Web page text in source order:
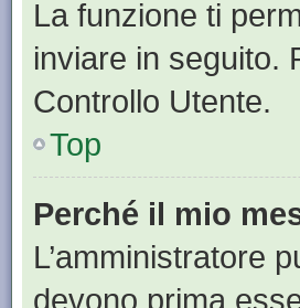
La funzione ti
inviare in seguito.
Controllo Utente.
Top
Perché il mio
L’amministratore
devono prima